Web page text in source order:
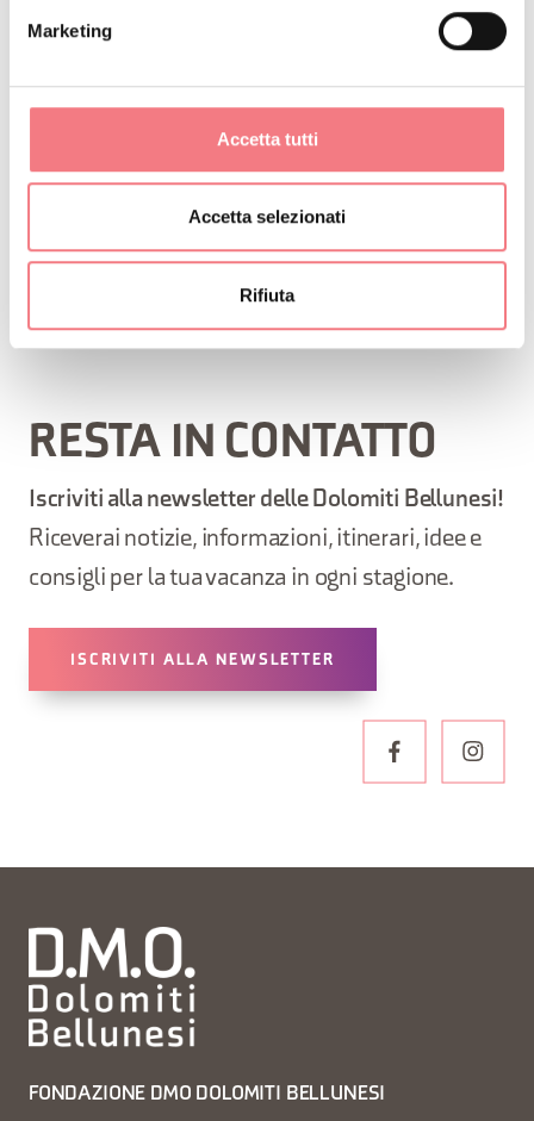
Marketing
Accetta tutti
Accetta selezionati
Rifiuta
DETTAGLIO
ITINERARIO
RESTA IN CONTATTO
Iscriviti alla newsletter delle Dolomiti Bellunesi!
Riceverai notizie, informazioni, itinerari, idee e
consigli per la tua vacanza in ogni stagione.
ISCRIVITI ALLA NEWSLETTER
FONDAZIONE DMO DOLOMITI BELLUNESI